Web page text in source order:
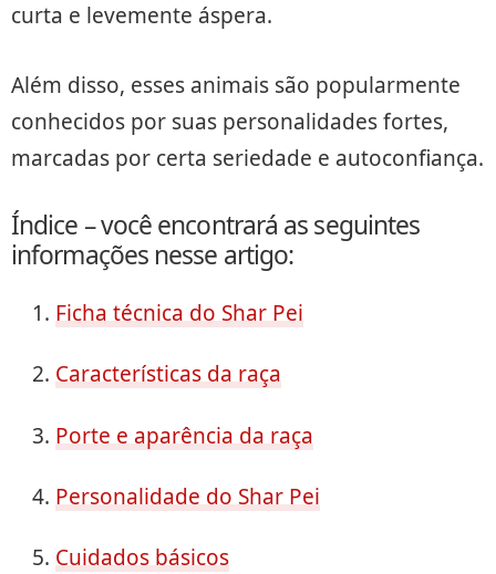
curta e levemente áspera.
Além disso, esses animais são popularmente
conhecidos por suas personalidades fortes,
marcadas por certa seriedade e autoconfiança.
Índice – você encontrará as seguintes
informações nesse artigo:
Ficha técnica do Shar Pei
Características da raça
Porte e aparência da raça
Personalidade do Shar Pei
Cuidados básicos